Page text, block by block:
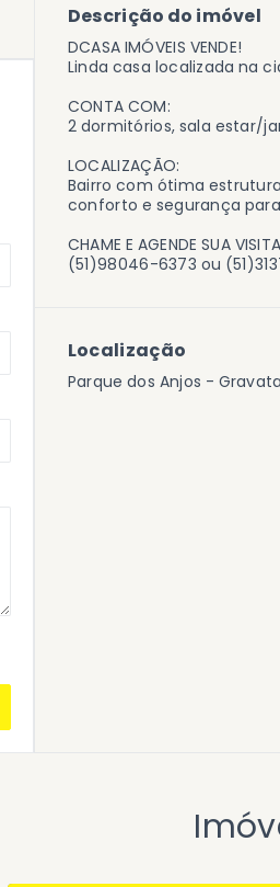
Descrição do imóvel
DCASA IMÓVEIS VENDE!
Linda casa localizada na
CONTA COM:
2 dormitórios, sala estar/
LOCALIZAÇÃO:
Bairro com ótima
conforto e segurança
CHAME E AGENDE SUA
(51)98046-6373 ou
Localização
Parque dos Anjos -